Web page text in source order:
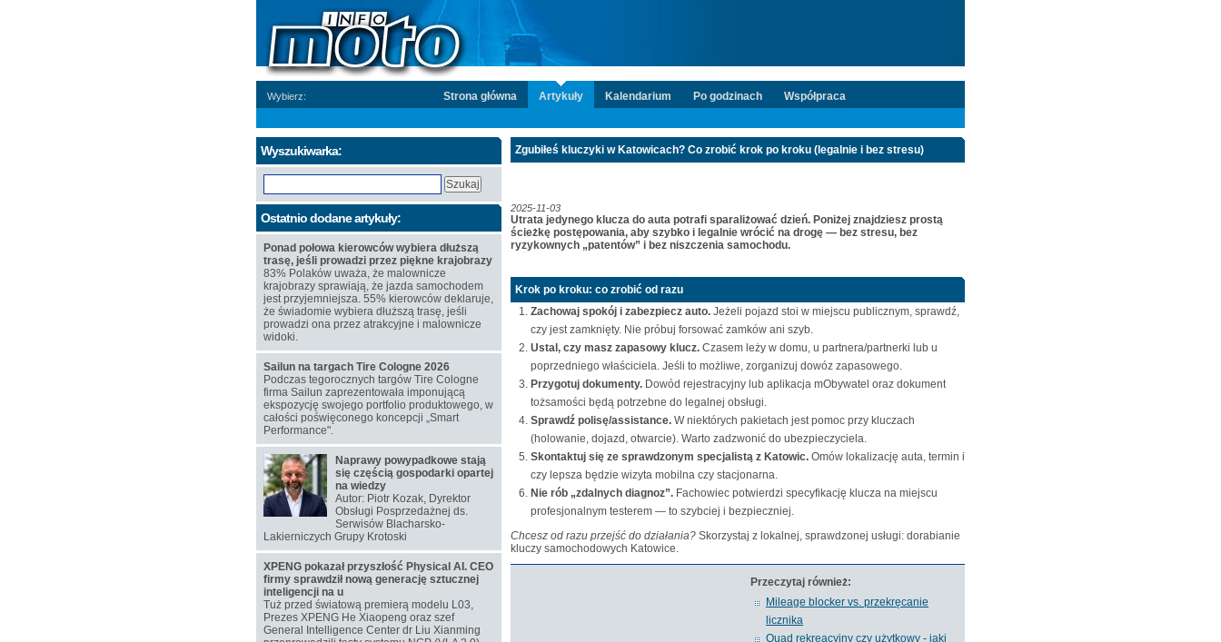
Wybierz: Strona główna Artykuły Kalendarium Po godzinach Współpraca
Zgubiłeś kluczyki w Katowicach? Co zrobić krok po kroku (legalnie i bez stresu)
2025-11-03
Utrata jedynego klucza do auta potrafi sparaliżować dzień. Poniżej znajdziesz prostą
ścieżkę postępowania, aby szybko i legalnie wrócić na drogę — bez stresu, bez
ryzykownych „patentów” i bez niszczenia samochodu.
Krok po kroku: co zrobić od razu
Zachowaj spokój i zabezpiecz auto. Jeżeli pojazd stoi w miejscu publicznym, sprawdź,
czy jest zamknięty. Nie próbuj forsować zamków ani szyb.
Ustal, czy masz zapasowy klucz. Czasem leży w domu, u partnera/partnerki lub u
poprzedniego właściciela. Jeśli to możliwe, zorganizuj dowóz zapasowego.
Przygotuj dokumenty. Dowód rejestracyjny lub aplikacja mObywatel oraz dokument
tożsamości będą potrzebne do legalnej obsługi.
Sprawdź polisę/assistance. W niektórych pakietach jest pomoc przy kluczach
(holowanie, dojazd, otwarcie). Warto zadzwonić do ubezpieczyciela.
Skontaktuj się ze sprawdzonym specjalistą z Katowic. Omów lokalizację auta, termin i
czy lepsza będzie wizyta mobilna czy stacjonarna.
Nie rób „zdalnych diagnoz”. Fachowiec potwierdzi specyfikację klucza na miejscu
profesjonalnym testerem — to szybciej i bezpieczniej.
Chcesz od razu przejść do działania? Skorzystaj z lokalnej, sprawdzonej usługi: dorabianie
kluczy samochodowych Katowice.
Przeczytaj również:
Mileage blocker vs. przekręcanie
licznika
Quad rekreacyjny czy użytkowy - jaki
Wyszukiwarka:
Ostatnio dodane artykuły:
Ponad połowa kierowców wybiera dłuższą
trasę, jeśli prowadzi przez piękne krajobrazy
83% Polaków uważa, że malownicze
krajobrazy sprawiają, że jazda samochodem
jest przyjemniejsza. 55% kierowców deklaruje,
że świadomie wybiera dłuższą trasę, jeśli
prowadzi ona przez atrakcyjne i malownicze
widoki.
Sailun na targach Tire Cologne 2026
Podczas tegorocznych targów Tire Cologne
firma Sailun zaprezentowała imponującą
ekspozycję swojego portfolio produktowego, w
całości poświęconego koncepcji „Smart
Performance".
Naprawy powypadkowe stają
się częścią gospodarki opartej
na wiedzy
Autor: Piotr Kozak, Dyrektor
Obsługi Posprzedażnej ds.
Serwisów Blacharsko-
Lakierniczych Grupy Krotoski
XPENG pokazał przyszłość Physical AI. CEO
firmy sprawdził nową generację sztucznej
inteligencji na u
Tuż przed światową premierą modelu L03,
Prezes XPENG He Xiaopeng oraz szef
General Intelligence Center dr Liu Xianming